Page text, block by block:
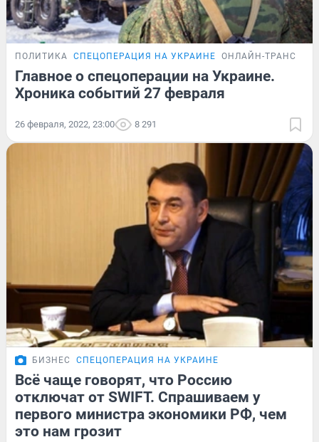
ПОЛИТИКА СПЕЦОПЕРАЦИЯ НА УКРАИНЕ ОНЛАЙН-
Главное о спецоперации на Украине.
Хроника событий 27 февраля
26 февраля, 2022, 23:00 8 291
БИЗНЕС СПЕЦОПЕРАЦИЯ НА УКРАИНЕ
Всё чаще говорят, что Россию
отключат от SWIFT. Спрашиваем у
первого министра экономики РФ, чем
это нам грозит